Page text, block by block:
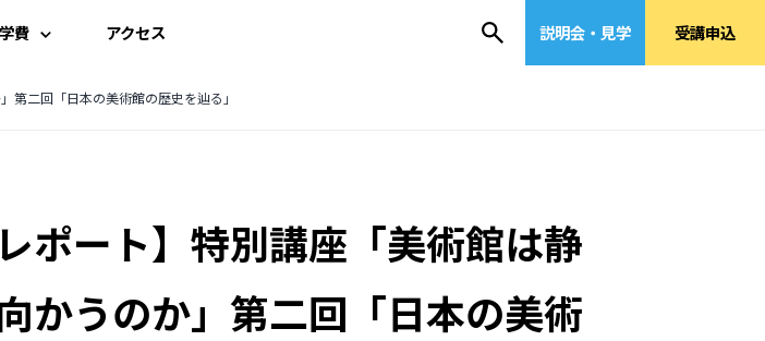
費 アクセス 説明会・見学 受講申込
第二回「日本の美術館の歴史を辿る」
ポート】特別講座「美術館は静
かうのか」第二回「日本の美術